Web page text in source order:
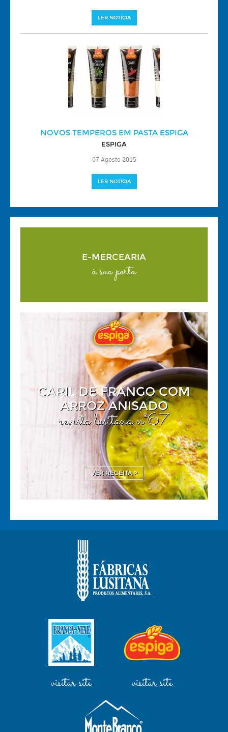
LER NOTÍCIA
NOVOS TEMPEROS EM PASTA ESPIGA
ESPIGA
07 Agosto 2015
LER NOTÍCIA
E-MERCEARIA
à sua porta
CARIL DE FRANGO COM
ARROZ ANISADO
revista lusitana nº67
VER RECEITA >
visitar site visitar site